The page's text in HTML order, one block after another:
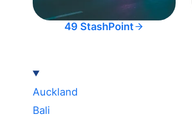
49 StashPoint
Auckland
Bali